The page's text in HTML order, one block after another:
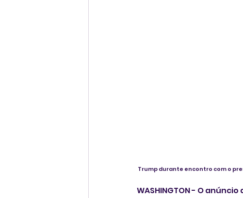
Trump durante encontro com o
WASHINGTON - O